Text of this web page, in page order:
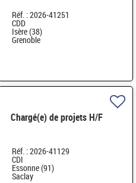
Réf. : 2026-41251
CDD
Isère (38)
Grenoble
Chargé(e) de projets H/F
Réf. : 2026-41129
CDI
Essonne (91)
Saclay